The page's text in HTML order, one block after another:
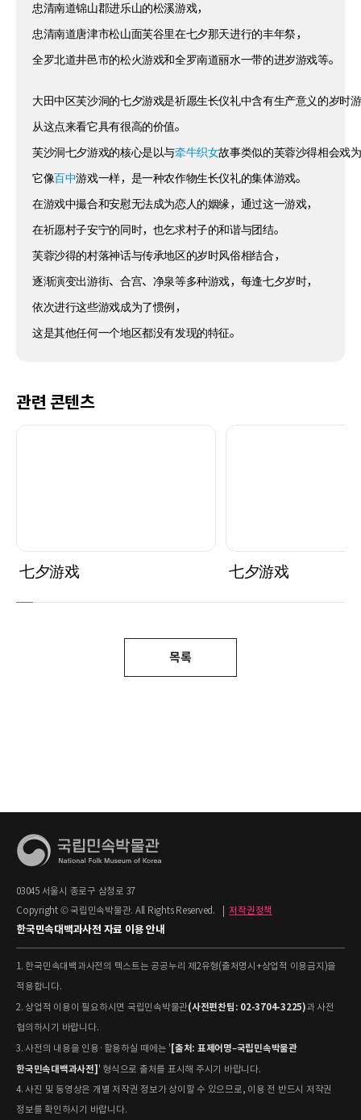
忠清南道锦山郡进乐山的松溪游戏，
忠清南道唐津市松山面芙谷里在七夕那天进行的丰年祭，
全罗北道井邑市的松火游戏和全罗南道丽水一带的进岁游戏等。
大田中区芙沙洞的七夕游戏是祈愿生长仪礼中含有生产意义的岁时
从这点来看它具有很高的价值。
芙沙洞七夕游戏的核心是以与牵牛织女故事类似的芙蓉沙得相会戏
它像百中游戏一样，是一种农作物生长仪礼的集体游戏。
在游戏中撮合和安慰无法成为恋人的姻缘，通过这一游戏，
在祈愿村子安宁的同时，也乞求村子的和谐与团结。
芙蓉沙得的村落神话与传承地区的岁时风俗相结合，
逐渐演变出游街、合宫、净泉等多种游戏，每逢七夕岁时，
依次进行这些游戏成为了惯例，
这是其他任何一个地区都没有发现的特征。
관련 콘텐츠
七夕游戏 七夕游戏
목록
03045 서울시 종로구 삼청로 37
Copyright © 국립민속박물관. All Rights Reserved.
저작권정책
한국민속대백과사전 자료 이용 안내
1. 한국민속대백과사전의 텍스트는 공공누리 제2유형(출처명시+상업적 이용금지)을
적용합니다.
2. 상업적 이용이 필요하시면 국립민속박물관(사전편찬팀: 02-3704-3225)과 사전
협의하시기 바랍니다.
3. 사전의 내용을 인용·활용하실 때에는 ' [출처: 표제어명–국립민속박물관
한국민속대백과사전] ' 형식으로 출처를 표시해 주시기 바랍니다.
4. 사진 및 동영상은 개별 저작권 정보가 상이할 수 있으므로, 이용 전 반드시 저작권
정보를 확인하시기 바랍니다.